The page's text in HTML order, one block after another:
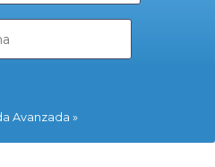
Avanzada